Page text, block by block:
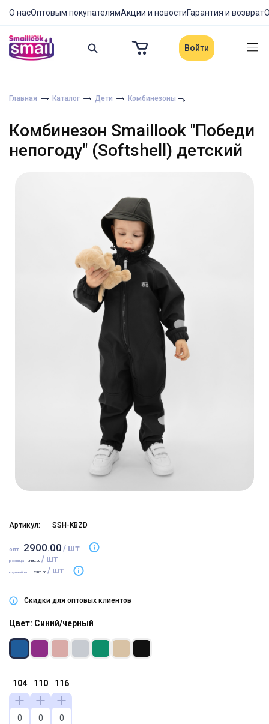
О насОптовым покупателямАкции и новостиГарантия и возврат
Войти
Главная Каталог Дети Комбинезоны
Комбинезон Smaillook "Победи
непогоду" (Softshell) детский
Артикул: SSH-KBZD
опт 2900.00/ шт
розница 3480.00 / шт
крупный опт 2320.00 / шт
Скидки для оптовых клиентов
Цвет: Синий/черный
104 110 116